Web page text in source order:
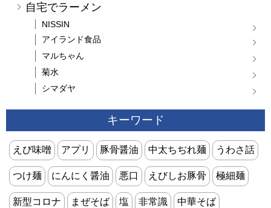
自宅でラーメン
NISSIN
アイランド食品
マルちゃん
菊水
シマダヤ
キーワード
えび味噌 アプリ 豚骨醤油 中太ちぢれ麺 うわさ話
つけ麺 にんにく醤油 悪口 えびしお豚骨 極細麺
新型コロナ まぜそば 塩 非常識 中華そば